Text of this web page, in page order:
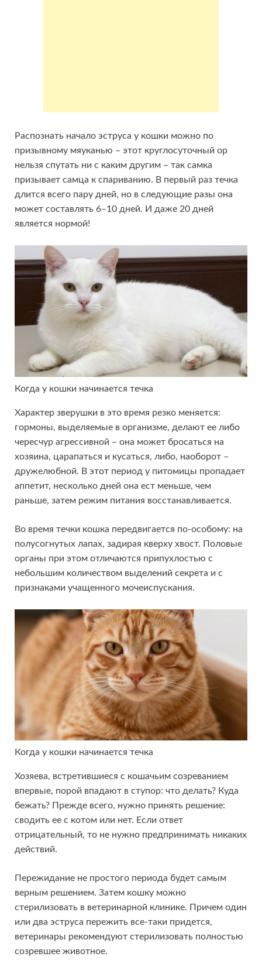
Распознать начало эструса у кошки можно по
призывному мяуканью – этот круглосуточный ор
нельзя спутать ни с каким другим – так самка
призывает самца к спариванию. В первый раз течка
длится всего пару дней, но в следующие разы она
может составлять 6–10 дней. И даже 20 дней
является нормой!
Когда у кошки начинается течка
Характер зверушки в это время резко меняется:
гормоны, выделяемые в организме, делают ее либо
чересчур агрессивной – она может бросаться на
хозяина, царапаться и кусаться, либо, наоборот –
дружелюбной. В этот период у питомицы пропадает
аппетит, несколько дней она ест меньше, чем
раньше, затем режим питания восстанавливается.
Во время течки кошка передвигается по-особому: на
полусогнутых лапах, задирая кверху хвост. Половые
органы при этом отличаются припухлостью с
небольшим количеством выделений секрета и с
признаками учащенного мочеиспускания.
Когда у кошки начинается течка
Хозяева, встретившиеся с кошачьим созреванием
впервые, порой впадают в ступор: что делать? Куда
бежать? Прежде всего, нужно принять решение:
сводить ее с котом или нет. Если ответ
отрицательный, то не нужно предпринимать никаких
действий.
Пережидание не простого периода будет самым
верным решением. Затем кошку можно
стерилизовать в ветеринарной клинике. Причем один
или два эструса пережить все-таки придется,
ветеринары рекомендуют стерилизовать полностью
созревшее животное.